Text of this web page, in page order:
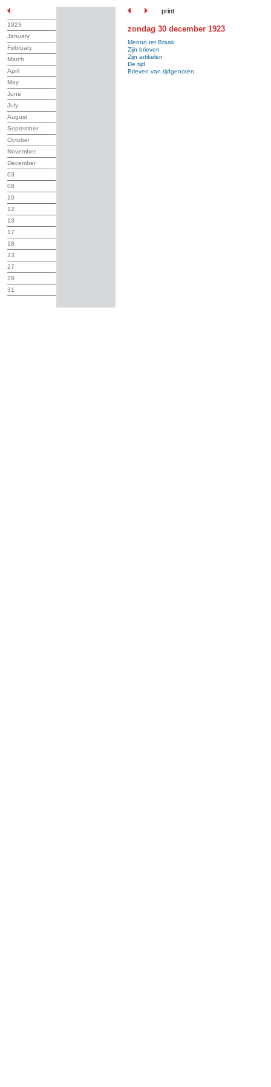
print
1923
January
February
March
April
May
June
July
August
September
October
November
December
03
08
10
12
13
17
18
23
27
28
31
zondag 30 december 1923
Menno ter Braak
Zijn brieven
Zijn artikelen
De tijd
Brieven van tijdgenoten